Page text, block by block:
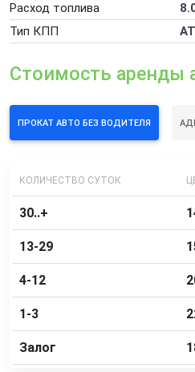
Дополнительные услуги
Расход топлива
Тип КПП
AT
Стоимость аренды
ПРОКАТ АВТО БЕЗ ВОДИТЕЛЯ
КОЛИЧЕСТВО СУТОК
30..+
13-29
4-12
1-3
Залог